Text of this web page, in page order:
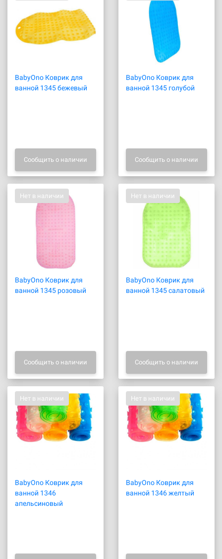
BabyOno Коврик для
ванной 1345 бежевый
Сообщить о наличии
BabyOno Коврик для
ванной 1345 голубой
Сообщить о наличии
Нет в наличии
BabyOno Коврик для
ванной 1345 розовый
Сообщить о наличии
Нет в наличии
BabyOno Коврик для
ванной 1345 салатовый
Сообщить о наличии
Нет в наличии
BabyOno Коврик для
ванной 1346
апельсиновый
Нет в наличии
BabyOno Коврик для
ванной 1346 желтый